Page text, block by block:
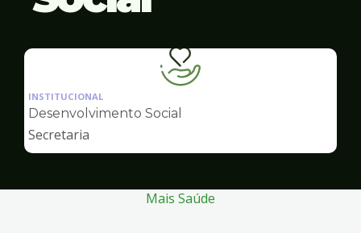
Ilustração
da
pagina
INSTITUCIONAL
Desenvolvimento Social
Secretaria
Mais Saúde